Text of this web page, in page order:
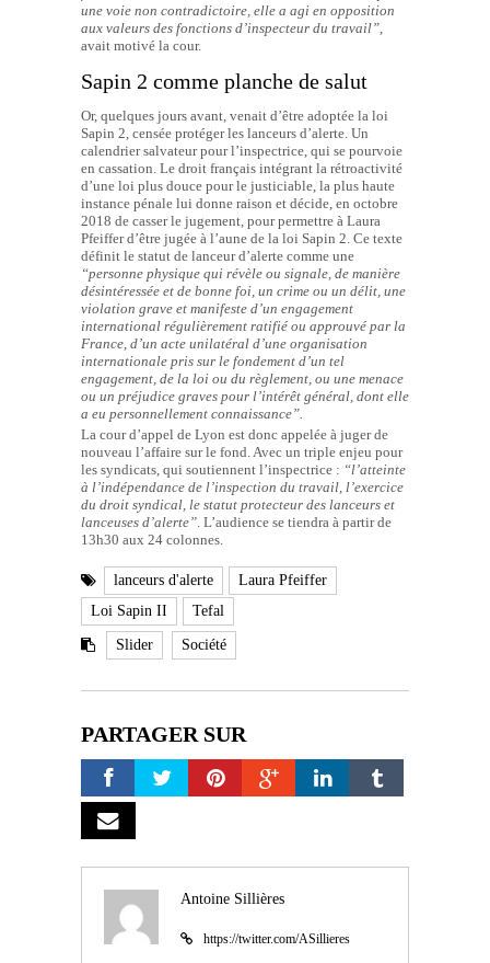
une voie non contradictoire, elle a agi en opposition
aux valeurs des fonctions d’inspecteur du travail”
avait motivé la cour.
Sapin 2 comme planche de salut
Or, quelques jours avant, venait d’être adoptée la loi
Sapin 2, censée protéger les lanceurs d’alerte. Un
calendrier salvateur pour l’inspectrice, qui se pourvoie
en cassation. Le droit français intégrant la rétroactivité
d’une loi plus douce pour le justiciable, la plus haute
instance pénale lui donne raison et décide, en octobre
2018 de casser le jugement, pour permettre à Laura
Pfeiffer d’être jugée à l’aune de la loi Sapin 2. Ce texte
définit le statut de lanceur d’alerte comme une
“personne physique qui révèle ou signale, de manière
désintéressée et de bonne foi, un crime ou un délit, une
violation grave et manifeste d’un engagement
international régulièrement ratifié ou approuvé par la
France, d’un acte unilatéral d’une organisation
internationale pris sur le fondement d’un tel
engagement, de la loi ou du règlement, ou une menace
ou un préjudice graves pour l’intérêt général, dont elle
a eu personnellement connaissance”.
La cour d’appel de Lyon est donc appelée à juger de
nouveau l’affaire sur le fond. Avec un triple enjeu pour
les syndicats, qui soutiennent l’inspectrice : “l’atteinte
à l’indépendance de l’inspection du travail, l’exercice
du droit syndical, le statut protecteur des lanceurs et
lanceuses d’alerte” . L’audience se tiendra à partir de
13h30 aux 24 colonnes.
lanceurs d'alerte
Laura Pfeiffer
Loi Sapin II
Tefal
Slider Société
PARTAGER SUR
Antoine Sillières
https://twitter.com/ASillieres